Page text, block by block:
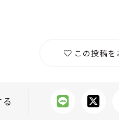
この投稿を